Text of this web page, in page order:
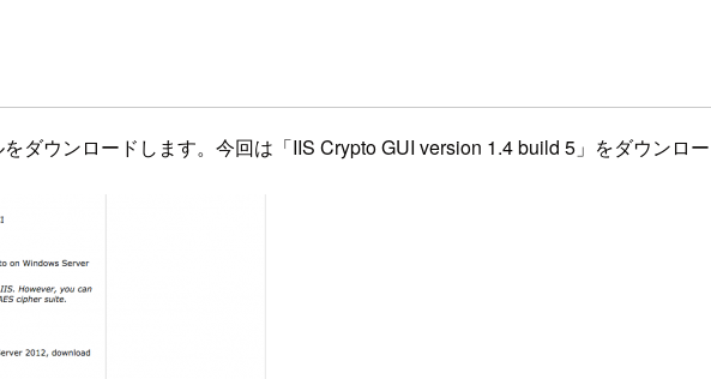
ダウンロードします。今回は「IIS Crypto GUI version 1.4 build 5」をダウンロー